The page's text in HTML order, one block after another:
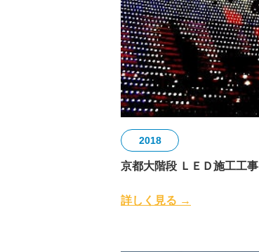
2018
京都大階段 ＬＥＤ施工工事
詳しく見る →